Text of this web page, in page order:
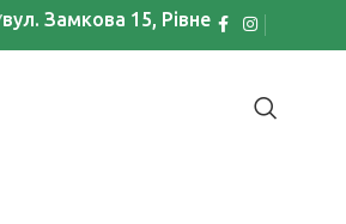
вул. Замкова 15, Рівне